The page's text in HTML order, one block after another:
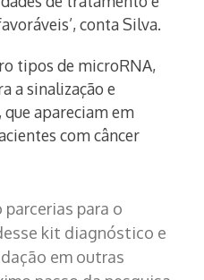
conta Silva.
tipos de microRNA,
a sinalização e
apareciam em
com câncer
para o
kit diagnóstico e
em outras